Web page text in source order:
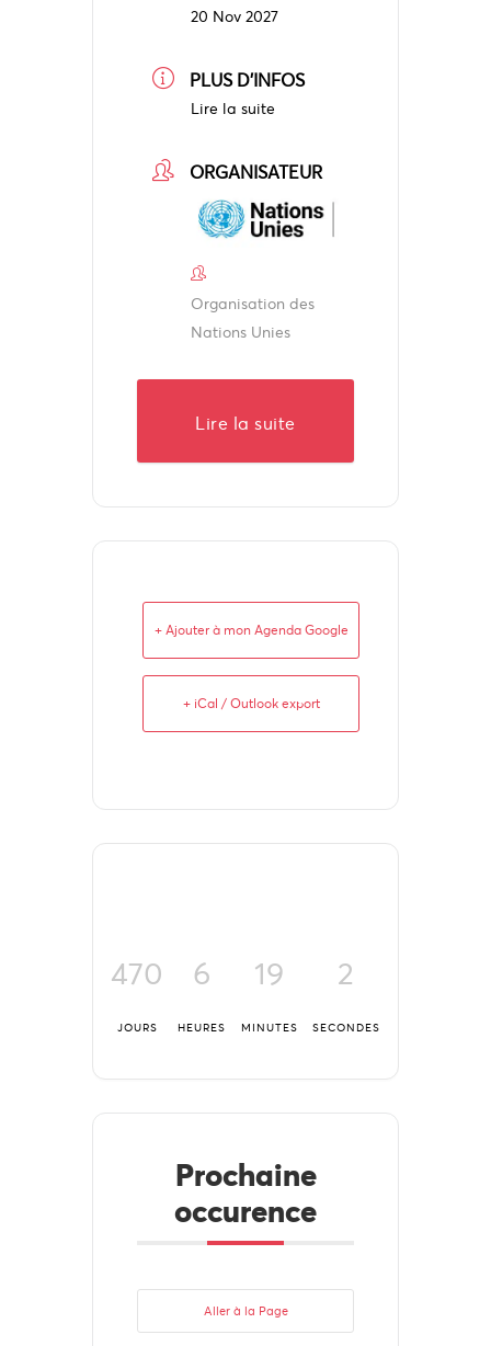
20 Nov 2027
PLUS D'INFOS
Lire la suite
ORGANISATEUR
Organisation des
Nations Unies
Lire la suite
+ Ajouter à mon Agenda Google
+ iCal / Outlook export
470
JOURS
6
HEURES
19
MINUTES
2
SECONDES
Prochaine
occurence
Aller à la Page